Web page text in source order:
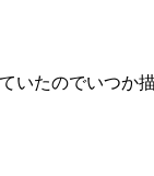
たのでいつ